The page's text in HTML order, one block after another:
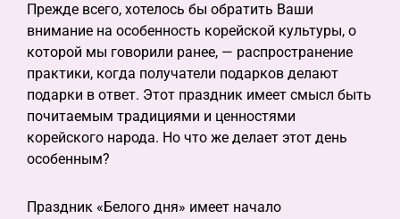
Прежде всего, хотелось бы обратить Ваши
внимание на особенность корейской культуры, о
которой мы говорили ранее, — распространение
практики, когда получатели подарков делают
подарки в ответ. Этот праздник имеет смысл быть
почитаемым традициями и ценностями
корейского народа. Но что же делает этот день
особенным?
Праздник «Белого дня» имеет начало